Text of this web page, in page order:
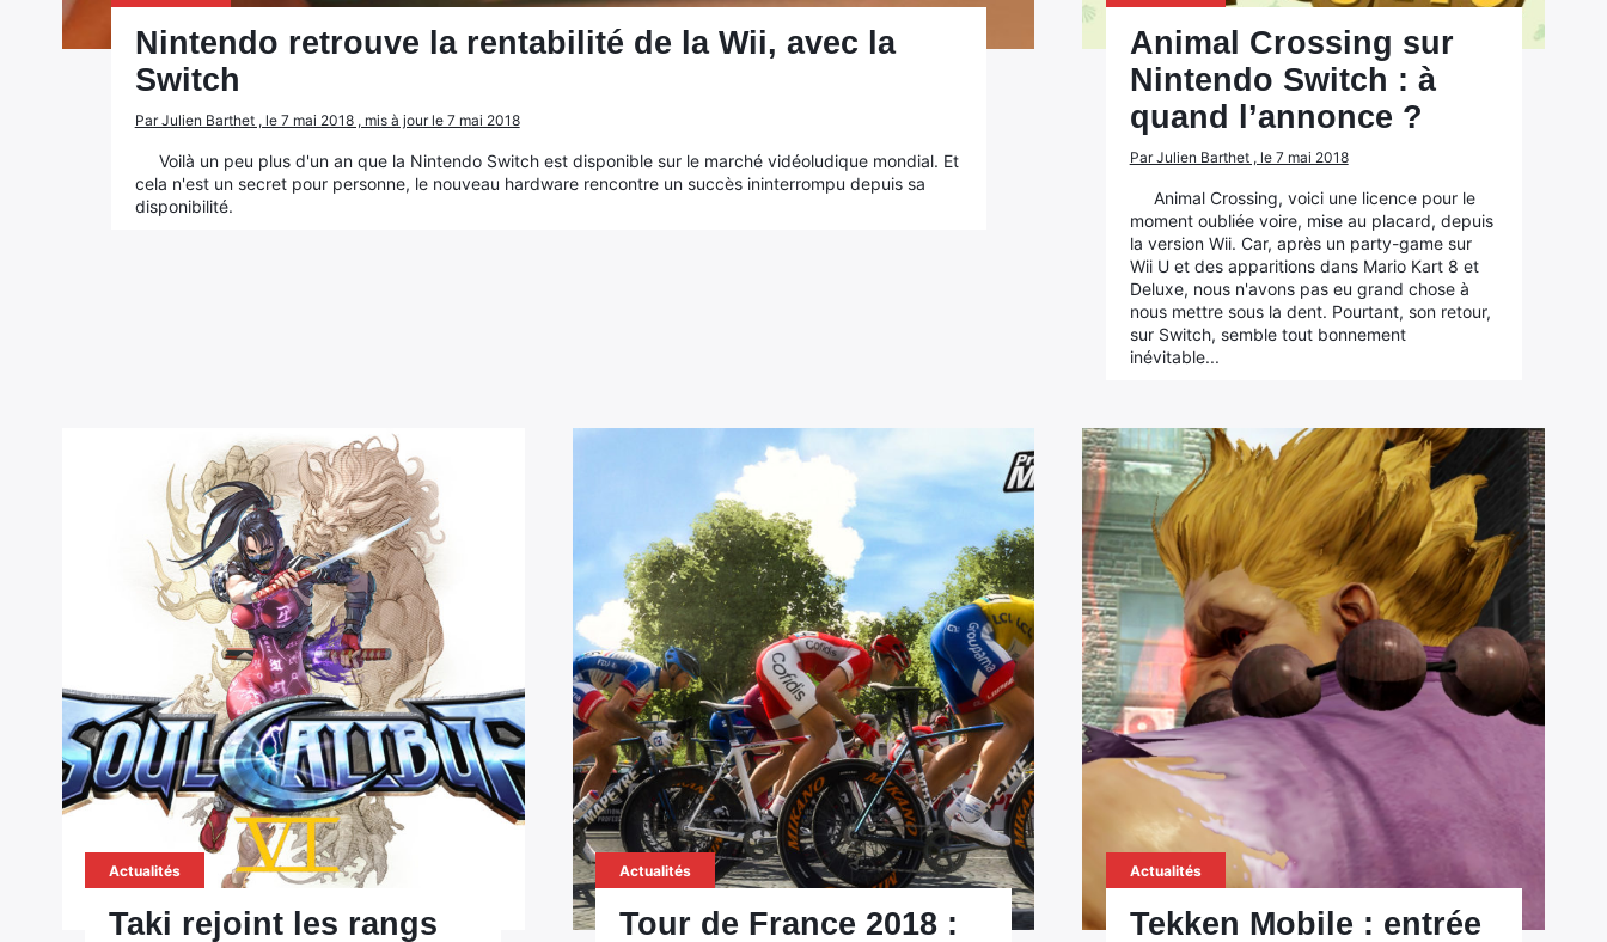
Nintendo retrouve la rentabilité de la Wii, avec la
Switch
Par Julien Barthet , le 7 mai 2018 , mis à jour le 7 mai 2018
Voilà un peu plus d'un an que la Nintendo Switch est disponible sur le marché vidéoludique mondial. Et
cela n'est un secret pour personne, le nouveau hardware rencontre un succès ininterrompu depuis sa
disponibilité.
Animal Crossing sur
Nintendo Switch : à
quand l’annonce ?
Par Julien Barthet , le 7 mai 2018
Animal Crossing, voici une licence pour le
moment oubliée voire, mise au placard, depuis
la version Wii. Car, après un party-game sur
Wii U et des apparitions dans Mario Kart 8 et
Deluxe, nous n'avons pas eu grand chose à
nous mettre sous la dent. Pourtant, son retour,
sur Switch, semble tout bonnement
inévitable...
Actualités
Taki rejoint les rangs
Actualités
Tour de France 2018 :
Actualités
Tekken Mobile : entrée